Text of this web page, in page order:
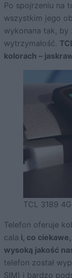
Po spojrzeniu na
wszystkim jego
wykonana tak, by
wytrzymałość.
kolorach –
TCL 3189
Telefon oferuje
cala i, co
wysoką jakość
telefon został
SIM) i bardzo